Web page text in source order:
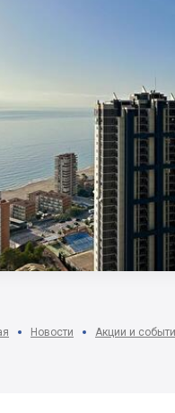
Новости Акции и